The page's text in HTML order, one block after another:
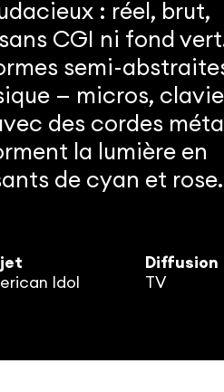
: réel, brut,
CGI ni fond
semi-
— micros,
des cordes
la lumière en
de cyan et rose.
Idol
Diffusion
TV